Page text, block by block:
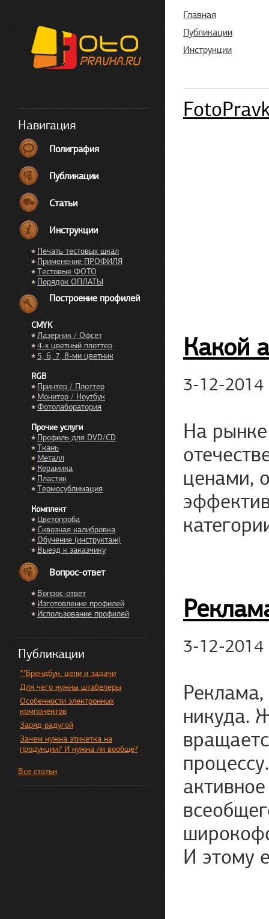
Навигация
Полиграфия
Публикации
Статьи
Инструкции
Печать тестовых шкал
Применение ПРОФИЛЯ
Тестовые ФОТО
Порядок ОПЛАТЫ
Построение профилей
CMYK
Лазерник / Офсет
4-х цветный плоттер
5, 6, 7, 8-ми цветник
RGB
Принтер / Плоттер
Монитор / Ноутбук
Фотолаборатория
Прочие услуги
Профиль для DVD/CD
Ткань
Металл
Керамика
Пластик
Термосублимация
Комплект
Цветопроба
Сквозная калибровка
Обучение (инструктаж)
Выезд к заказчику
Вопрос-ответ
Вопрос-ответ
Изготовление профилей
Использование профилей
Публикации
**Брендбук: цели и задачи
Для чего нужны штабелеры
Особенности электронных
компонентов
Заряд радугой
Зачем нужна этикетка на
продукции? И нужна ли вообще?
Все статьи
Главная
Публикации
Инструкции
Какой
3-12-2014
На
ценами,
3-12-2014
Реклама,
никуда.
И этому